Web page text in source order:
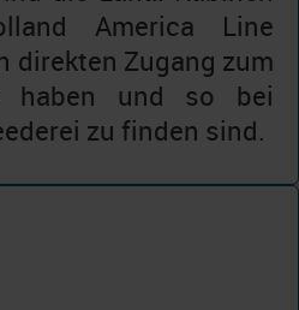
America Line
direkten Zugang zum
haben und so bei
zu finden sind.